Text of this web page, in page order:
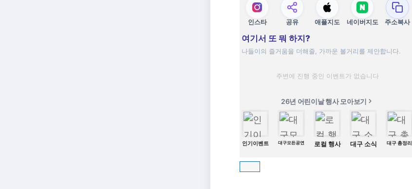
인스타 공유 애플지도 네이버지도 주소복사
여기서 또 뭐 하지?
나들이의 즐거움을 더해줄, 가까운 볼거리를 제안합니다.
주변에 진행 중인 이벤트가 없습니다
26년 어린이날 행사 모아보기
인기이벤트 대구모든공연 로컬 행사 대구 소식 대구 총정리